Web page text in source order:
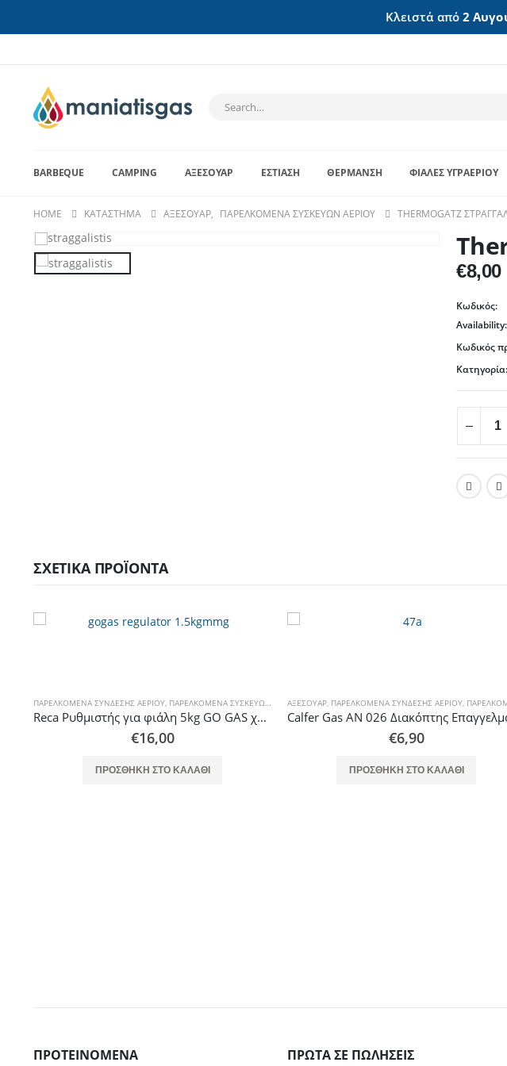
Κλειστά από 2
BARBEQUE CAMPING ΑΞΕΣΟΥΆΡ ΕΣΤΊΑΣΗ ΘΈΡΜΑΝΣΗ ΦΙΆΛΕΣ ΥΓΡΑΕΡΊΟΥ
HOME ΚΑΤΆΣΤΗΜΑ ΑΞΕΣΟΥΆΡ, ΠΑΡΕΛΚΌΜΕΝΑ ΣΥΣΚΕΥΏΝ ΑΕΡΊΟΥ THERMOGATZ
€8,00
Κωδικός:
Κωδικός
Κατηγορία:
ΣΧΕΤΙΚΆ ΠΡΟΪΌΝΤΑ
ΠΑΡΕΛΚΌΜΕΝΑ ΣΎΝΔΕΣΗΣ ΑΕΡΊΟΥ, ΠΑΡΕΛΚΌΜΕΝΑ ΣΥΣΚΕΥΏΝ ΑΕΡΊΟΥ ,ΡΥΘΜΙΣΤΈΣ ΠΊΕΣΗΣ
Reca Ρυθμιστής για φιάλη 5kg GO GAS χαμηλής πίεσης 1,5 kg
€16,00
ΠΡΟΣΘΉΚΗ ΣΤΟ ΚΑΛΆΘΙ
ΑΞΕΣΟΥΆΡ, ΠΑΡΕΛΚΌΜΕΝΑ ΣΎΝΔΕΣΗΣ ΑΕΡΊΟΥ, ΠΑΡΕΛΚΌΜΕΝΑ ΣΥΣΚΕΥΏΝ
€6,90
ΠΡΟΣΘΉΚΗ ΣΤΟ ΚΑΛΆΘΙ
ΠΡΟΤΕΙΝΌΜΕΝΑ ΠΡΏΤΑ ΣΕ ΠΩΛΉΣΕΙΣ